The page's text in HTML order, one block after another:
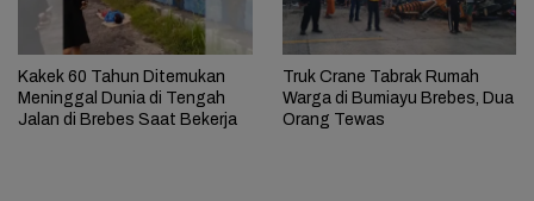
Kakek 60 Tahun Ditemukan
Meninggal Dunia di Tengah
Jalan di Brebes Saat Bekerja
Truk Crane Tabrak Rumah
Warga di Bumiayu Brebes, Dua
Orang Tewas